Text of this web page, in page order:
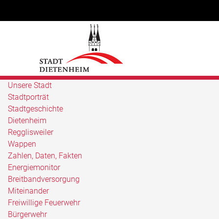
Unsere Stadt
Stadtporträt
Stadtgeschichte
Dietenheim
Regglisweiler
Wappen
Zahlen, Daten, Fakten
Energiemonitor
Breitbandversorgung
Miteinander
Freiwillige Feuerwehr
Bürgerwehr